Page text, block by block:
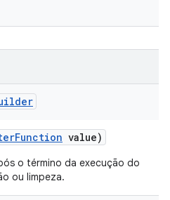
Function value)
o término da execução do
ou limpeza.